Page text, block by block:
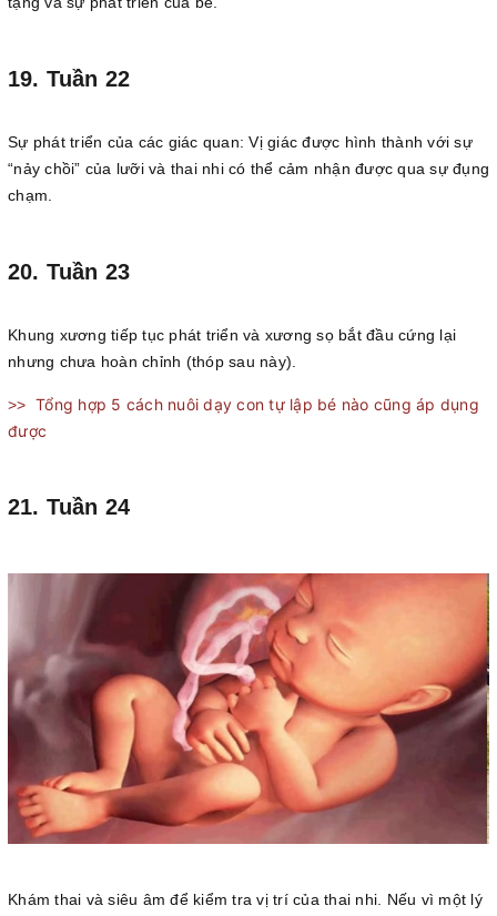
19. Tuần 22
Sự phát triển của các giác quan: Vị giác được hình thành với sự
“nảy chồi” của lưỡi và thai nhi có thể cảm nhận được qua sự đụng
chạm.
20. Tuần 23
Khung xương tiếp tục phát triển và xương sọ bắt đầu cứng lại
nhưng chưa hoàn chỉnh (thóp sau này).
>> Tổng hợp 5 cách nuôi dạy con tự lập bé nào cũng áp dụng
được
21. Tuần 24
Khám thai và siêu âm để kiểm tra vị trí của thai nhi. Nếu vì một lý